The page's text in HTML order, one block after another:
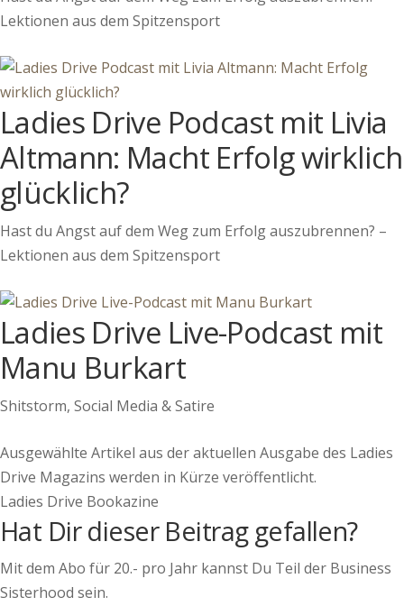
Lektionen aus dem Spitzensport
Ladies Drive Podcast mit Livia
Altmann: Macht Erfolg wirklich
glücklich?
Hast du Angst auf dem Weg zum Erfolg auszubrennen? –
Lektionen aus dem Spitzensport
Ladies Drive Live-Podcast mit
Manu Burkart
Shitstorm, Social Media & Satire
Ausgewählte Artikel aus der aktuellen Ausgabe des Ladies
Drive Magazins werden in Kürze veröffentlicht.
Ladies Drive Bookazine
Hat Dir dieser Beitrag gefallen?
Mit dem Abo für 20.- pro Jahr kannst Du Teil der Business
Sisterhood sein.